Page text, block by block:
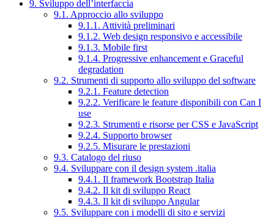
9. Sviluppo dell’interfaccia
9.1. Approccio allo sviluppo
9.1.1. Attività preliminari
9.1.2. Web design responsivo e accessibile
9.1.3. Mobile first
9.1.4. Progressive enhancement e Graceful
degradation
9.2. Strumenti di supporto allo sviluppo del software
9.2.1. Feature detection
9.2.2. Verificare le feature disponibili con Can I
use
9.2.3. Strumenti e risorse per CSS e JavaScript
9.2.4. Supporto browser
9.2.5. Misurare le prestazioni
9.3. Catalogo del riuso
9.4. Sviluppare con il design system .italia
9.4.1. Il framework Bootstrap Italia
9.4.2. Il kit di sviluppo React
9.4.3. Il kit di sviluppo Angular
9.5. Sviluppare con i modelli di sito e servizi